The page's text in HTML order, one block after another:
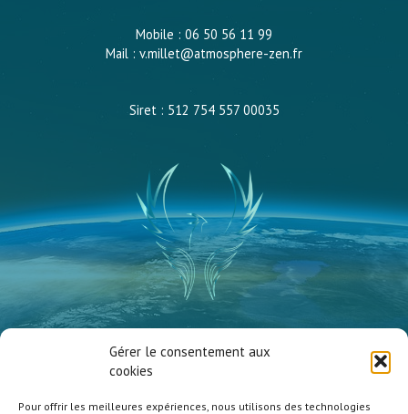
Gérer le consentement aux
cookies
Pour offrir les meilleures expériences, nous utilisons des technologies
Mobile : 06 50 56 11 99
Mail : v.millet@atmosphere-zen.fr
Siret : 512 754 557 00035
Vanessa Millet
Atmosphère Zen